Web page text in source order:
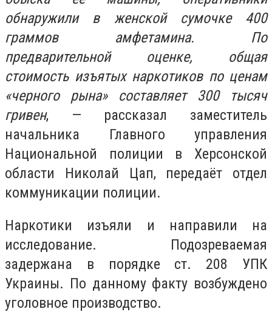
обнаружили в женской сумочке 400
граммов амфетамина. По
предварительной оценке, общая
стоимость изъятых наркотиков по ценам
«черного рына» составляет 300 тысяч
гривен, — рассказал заместитель
начальника Главного управления
Национальной полиции в Херсонской
области Николай Цап, передаёт отдел
коммуникации полиции.
Наркотики изъяли и направили на
исследование. Подозреваемая
задержана в порядке ст. 208 УПК
Украины. По данному факту возбуждено
уголовное производство.